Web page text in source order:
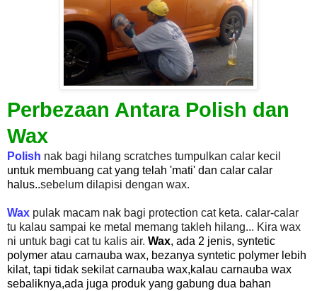
Perbezaan Antara Polish dan
Wax
Polish nak bagi hilang scratches tumpulkan calar kecil
untuk membuang cat yang telah 'mati' dan calar calar
halus..sebelum dilapisi dengan wax.
Wax pulak macam nak bagi protection cat keta. calar-calar
tu kalau sampai ke metal memang takleh hilang... Kira wax
ni untuk bagi cat tu kalis air. Wax, ada 2 jenis, syntetic
polymer atau carnauba wax, bezanya syntetic polymer lebih
kilat, tapi tidak sekilat carnauba wax,kalau carnauba wax
sebaliknya,ada juga produk yang gabung dua bahan